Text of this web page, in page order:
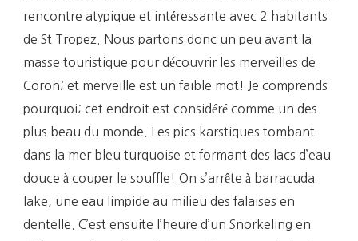
rencontre atypique et intéressante avec 2 habitants
de St Tropez. Nous partons donc un peu avant la
masse touristique pour découvrir les merveilles de
Coron; et merveille est un faible mot! Je comprends
pourquoi; cet endroit est considéré comme un des
plus beau du monde. Les pics karstiques tombant
dans la mer bleu turquoise et formant des lacs d’eau
douce à couper le souffle! On s’arrête à barracuda
lake, une eau limpide au milieu des falaises en
dentelle. C’est ensuite l’heure d’un Snorkeling en